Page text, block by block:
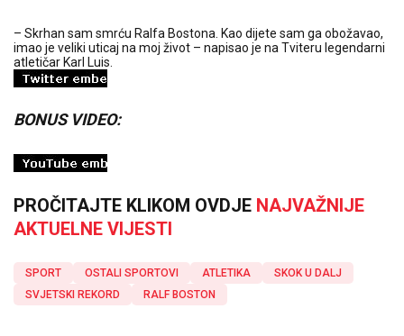
– Skrhan sam smrću Ralfa Bostona. Kao dijete sam ga obožavao,
imao je veliki uticaj na moj život – napisao je na Tviteru legendarni
atletičar Karl Luis.
BONUS VIDEO:
PROČITAJTE KLIKOM OVDJE NAJVAŽNIJE
AKTUELNE VIJESTI
SPORT OSTALI SPORTOVI ATLETIKA
SKOK U DALJ
SVJETSKI REKORD
RALF BOSTON